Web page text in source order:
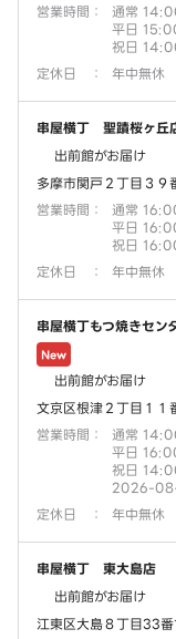
営業時間 ：
通常
平日
祝日
定休日
： 年中無休
串屋横丁 聖蹟桜ヶ丘
出前館がお届け
多摩市関戸２丁目３９
営業時間 ：
通常
平日
祝日
定休日
： 年中無休
串屋横丁もつ焼きセン
New
出前館がお届け
文京区根津２丁目１１
営業時間 ：
通常
平日
祝日
2026-
定休日
： 年中無休
串屋横丁 東大島店
出前館がお届け
江東区大島８丁目33